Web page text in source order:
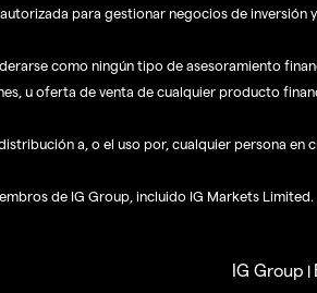
para gestionar negocios de
como ningún tipo de asesoramiento
u oferta de venta de cualquier producto
a, o el uso por, cualquier persona en
de IG Group, incluido IG Markets Limited.
IG Group |